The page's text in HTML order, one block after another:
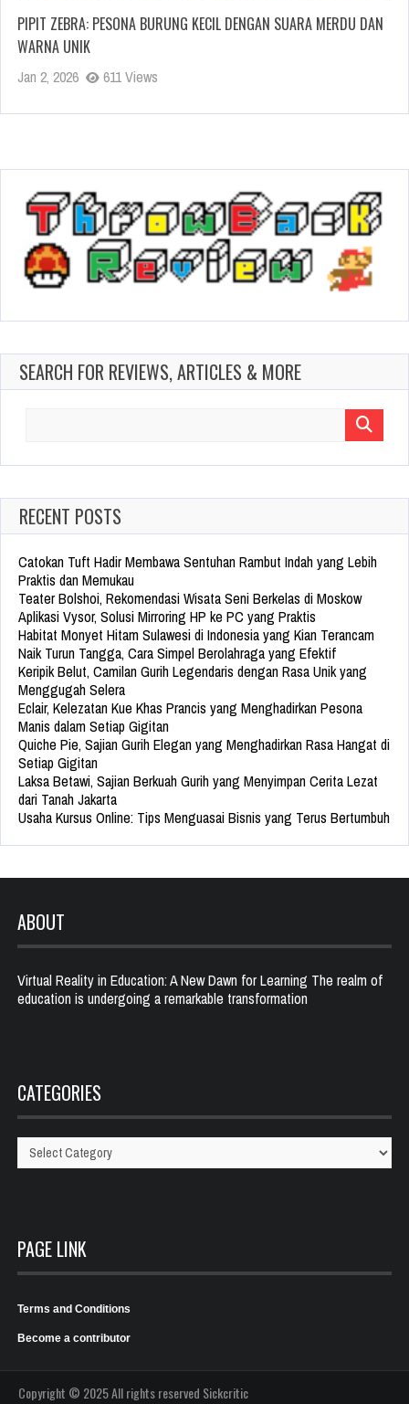
PIPIT ZEBRA: PESONA BURUNG KECIL DENGAN SUARA MERDU DAN
WARNA UNIK
Jan 2, 2026 611 Views
SEARCH FOR REVIEWS, ARTICLES & MORE
RECENT POSTS
Catokan Tuft Hadir Membawa Sentuhan Rambut Indah yang Lebih
Praktis dan Memukau
Teater Bolshoi, Rekomendasi Wisata Seni Berkelas di Moskow
Aplikasi Vysor, Solusi Mirroring HP ke PC yang Praktis
Habitat Monyet Hitam Sulawesi di Indonesia yang Kian Terancam
Naik Turun Tangga, Cara Simpel Berolahraga yang Efektif
Keripik Belut, Camilan Gurih Legendaris dengan Rasa Unik yang
Menggugah Selera
Eclair, Kelezatan Kue Khas Prancis yang Menghadirkan Pesona
Manis dalam Setiap Gigitan
Quiche Pie, Sajian Gurih Elegan yang Menghadirkan Rasa Hangat di
Setiap Gigitan
Laksa Betawi, Sajian Berkuah Gurih yang Menyimpan Cerita Lezat
dari Tanah Jakarta
Usaha Kursus Online: Tips Menguasai Bisnis yang Terus Bertumbuh
ABOUT
Virtual Reality in Education: A New Dawn for Learning The realm of
education is undergoing a remarkable transformation
CATEGORIES
Categories
PAGE LINK
Terms and Conditions
Become a contributor
Copyright © 2025 All rights reserved Sickcritic